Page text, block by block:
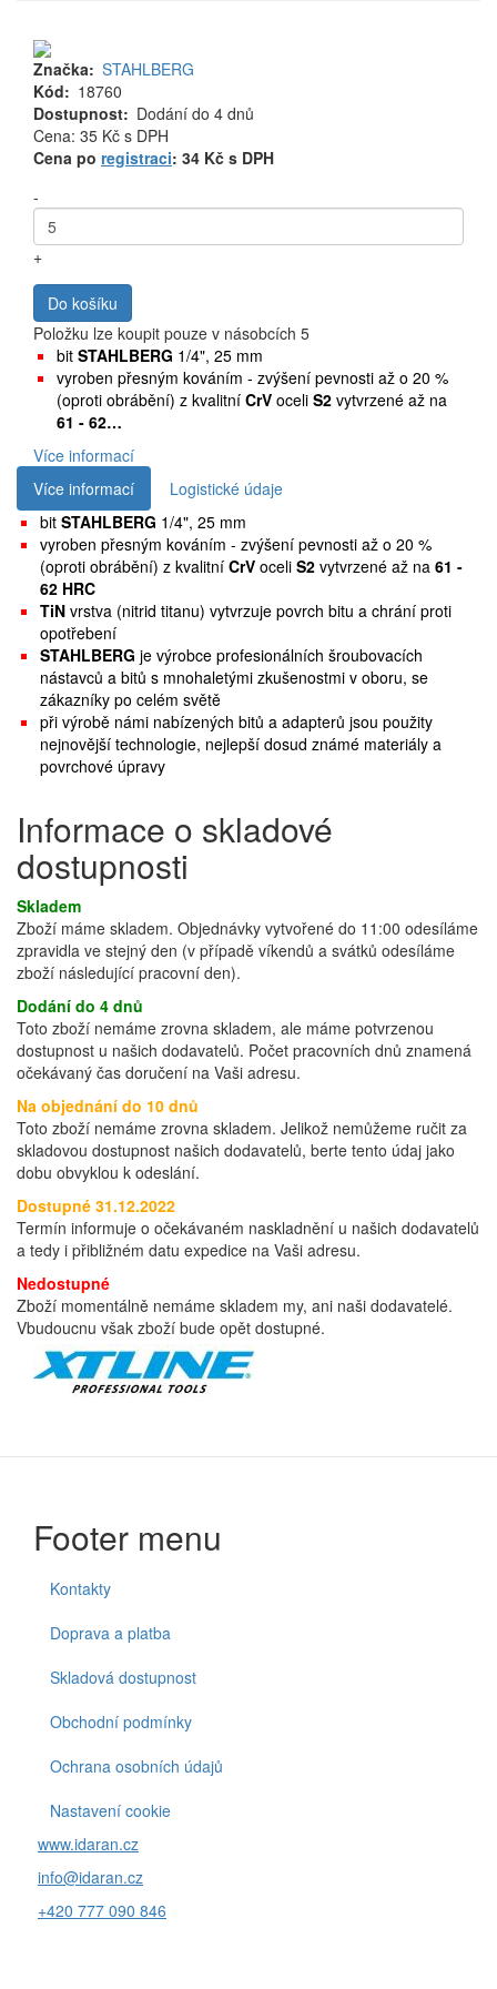
Značka STAHLBERG
Kód
18760
Dostupnost
Dodání do 4 dnů
Cena
MJ
Cena: 35 Kč s DPH
Cena po registraci: 34 Kč s DPH
-
+
Do košíku
Položku lze koupit pouze v násobcích 5
bit STAHLBERG 1/4", 25 mm
vyroben přesným kováním - zvýšení pevnosti až o 20 %
(oproti obrábění) z kvalitní CrV oceli S2 vytvrzené až na
61 - 62…
Více informací
Více informací
Logistické údaje
bit STAHLBERG 1/4", 25 mm
vyroben přesným kováním - zvýšení pevnosti až o 20 %
(oproti obrábění) z kvalitní CrV oceli S2 vytvrzené až na 61 -
62 HRC
TiN vrstva (nitrid titanu) vytvrzuje povrch bitu a chrání proti
opotřebení
STAHLBERG je výrobce profesionálních šroubovacích
nástavců a bitů s mnohaletými zkušenostmi v oboru, se
zákazníky po celém světě
při výrobě námi nabízených bitů a adapterů jsou použity
nejnovější technologie, nejlepší dosud známé materiály a
povrchové úpravy
Informace o skladové
dostupnosti
Skladem
Zboží máme skladem. Objednávky vytvořené do 11:00 odesíláme
zpravidla ve stejný den (v případě víkendů a svátků odesíláme
zboží následující pracovní den).
Dodání do 4 dnů
Toto zboží nemáme zrovna skladem, ale máme potvrzenou
dostupnost u našich dodavatelů. Počet pracovních dnů znamená
očekávaný čas doručení na Vaši adresu.
Na objednání do 10 dnů
Toto zboží nemáme zrovna skladem. Jelikož nemůžeme ručit za
skladovou dostupnost našich dodavatelů, berte tento údaj jako
dobu obvyklou k odeslání.
Dostupné 31.12.2022
Termín informuje o očekávaném naskladnění u našich dodavatelů
a tedy i přibližném datu expedice na Vaši adresu.
Nedostupné
Zboží momentálně nemáme skladem my, ani naši dodavatelé.
Vbudoucnu však zboží bude opět dostupné.
Footer menu
Kontakty
Doprava a platba
Skladová dostupnost
Obchodní podmínky
Ochrana osobních údajů
Nastavení cookie
www.idaran.cz
info@idaran.cz
+420 777 090 846